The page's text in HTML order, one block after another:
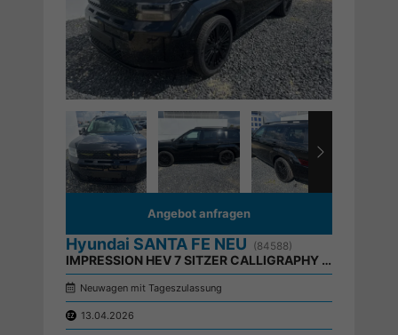
Angebot anfragen
(84588)
Hyundai SANTA FE NEU
IMPRESSION HEV 7 SITZER CALLIGRAPHY PANO DIG.KEY
Neuwagen mit Tageszulassung
13.04.2026